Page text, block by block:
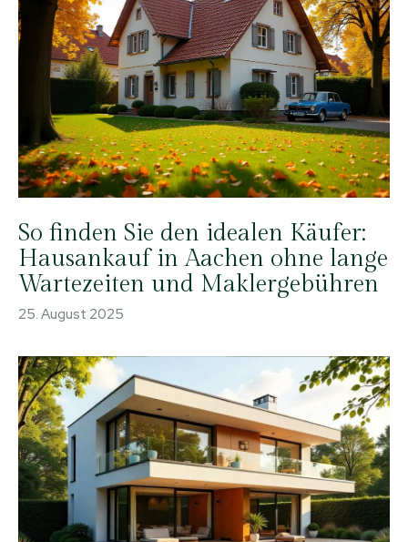
So finden Sie den idealen Käufer:
Hausankauf in Aachen ohne lange
Wartezeiten und Maklergebühren
25. August 2025